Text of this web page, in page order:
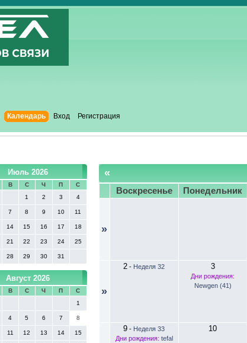
Календарь Вход Регистрация
Июль 2026
В С Ч П
С
1
2 3 4
7 8 9 10 11
14 15 16 17 18
21 22 23 24 25
28 29 30 31
Август 2026
В С Ч П
С
1
4 5 6 7 8
11 12 13 14 15
«
Воскресенье Понедельник
»
»
2 - Неделя 32 3
Дни рождения:
Newgen (41)
9 - Неделя 33
Дни рождения: tefal
10